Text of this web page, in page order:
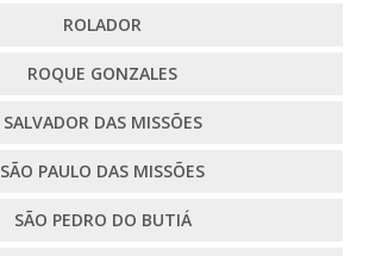
ROLADOR
ROQUE GONZALES
SALVADOR DAS MISSÕES
SÃO PAULO DAS MISSÕES
SÃO PEDRO DO BUTIÁ